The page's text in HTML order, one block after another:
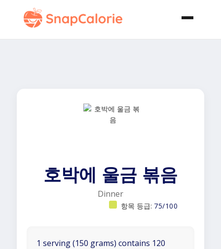
호박에 울금 볶음
Dinner
항목 등급: 75/100
1 serving (150 grams) contains 120